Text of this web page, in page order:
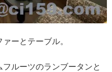
ーとテーブル。
ルーツのランブータンと